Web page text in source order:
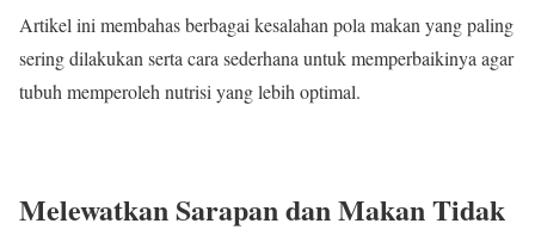
Artikel ini membahas berbagai kesalahan pola makan yang paling
sering dilakukan serta cara sederhana untuk memperbaikinya agar
tubuh memperoleh nutrisi yang lebih optimal.
Melewatkan Sarapan dan Makan Tidak